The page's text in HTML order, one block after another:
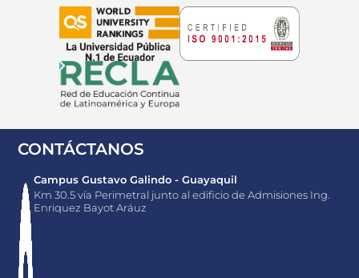
CONTÁCTANOS
Campus Gustavo Galindo - Guayaquil
Km 30.5 vía Perimetral junto al edificio de Admisiones Ing.
Enriquez Bayot Aráuz